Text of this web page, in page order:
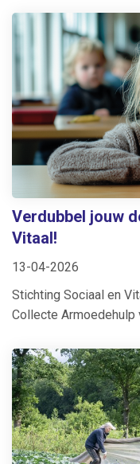
Verdubbel jouw
Vitaal!
13-04-2026
Stichting Sociaal en
Collecte Armoedehulp